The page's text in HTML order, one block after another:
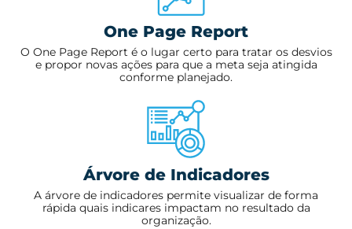
One Page Report
O One Page Report é o lugar certo para tratar os desvios
e propor novas ações para que a meta seja atingida
conforme planejado.
Árvore de Indicadores
A árvore de indicadores permite visualizar de forma
rápida quais indicares impactam no resultado da
organização.